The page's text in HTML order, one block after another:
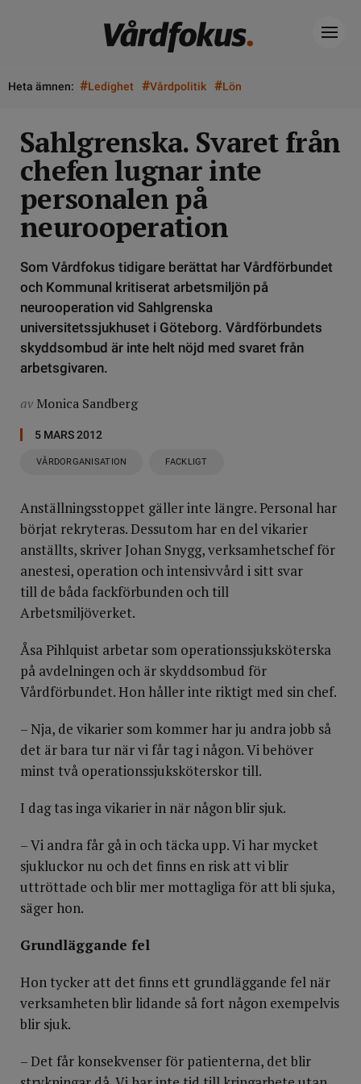
Heta ämnen: #Ledighet #Vårdpolitik #Lön
Sahlgrenska. Svaret från
chefen lugnar inte
personalen på
neurooperation
Som Vårdfokus tidigare berättat har Vårdförbundet
och Kommunal kritiserat arbetsmiljön på
neurooperation vid Sahlgrenska
universitetssjukhuset i Göteborg. Vårdförbundets
skyddsombud är inte helt nöjd med svaret från
arbetsgivaren.
av Monica Sandberg
5 MARS 2012
VÅRDORGANISATION FACKLIGT
Anställningsstoppet gäller inte längre. Personal har
börjat rekryteras. Dessutom har en del vikarier
anställts, skriver Johan Snygg, verksamhetschef för
anestesi, operation och intensivvård i sitt svar
till de båda fackförbunden och till
Arbetsmiljöverket.
Åsa Pihlquist arbetar som operationssjuksköterska
på avdelningen och är skyddsombud för
Vårdförbundet. Hon håller inte riktigt med sin chef.
– Nja, de vikarier som kommer har ju andra jobb så
det är bara tur när vi får tag i någon. Vi behöver
minst två operationssjuksköterskor till.
I dag tas inga vikarier in när någon blir sjuk.
– Vi andra får gå in och täcka upp. Vi har mycket
sjukluckor nu och det finns en risk att vi blir
uttröttade och blir mer mottagliga för att bli sjuka,
säger hon.
Grundläggande fel
Hon tycker att det finns ett grundläggande fel när
verksamheten blir lidande så fort någon exempelvis
blir sjuk.
– Det får konsekvenser för patienterna, det blir